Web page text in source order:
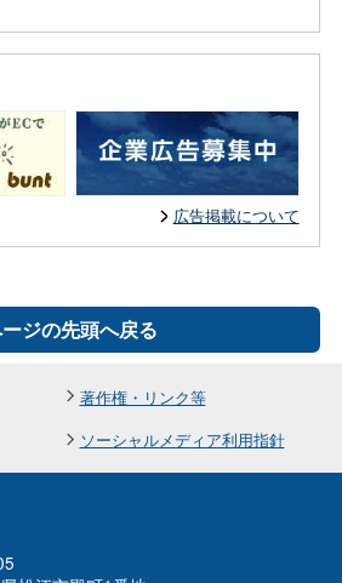
広告掲載について
ジの先頭へ戻る
著作権・リンク等
ソーシャルメディア利用指針